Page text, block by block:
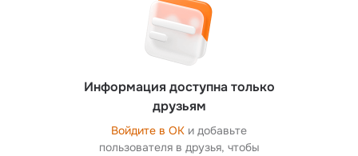
Информация доступна только
друзьям
Войдите в ОК и добавьте
пользователя в друзья, чтобы